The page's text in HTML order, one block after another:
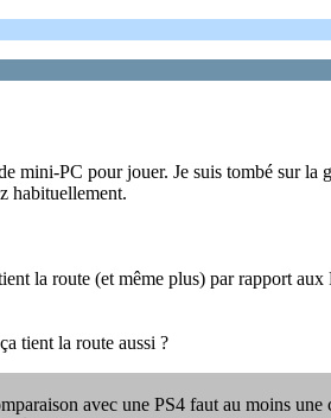
mini-PC pour jouer. Je suis tombé sur
habituellement.
la route (et même plus) par rapport
tient la route aussi ?
avec une PS4 faut au moins